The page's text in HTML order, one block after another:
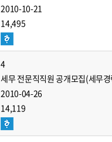
2010-10-21
14,495
4
세무 전문직직원 공개모집(세무
2010-04-26
14,119